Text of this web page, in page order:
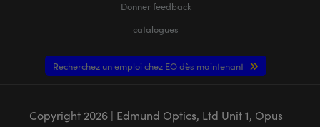
Donner feedback
catalogues
Recherchez un emploi chez EO dès maintenant
Copyright 2026| Edmund Optics, Ltd Unit 1, Opus